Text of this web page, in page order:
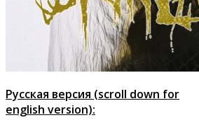
Русская версия (scroll down for
english version):